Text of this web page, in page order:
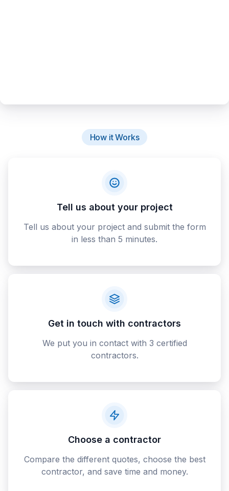
How it Works
Tell us about your project
Tell us about your project and submit the form
in less than 5 minutes.
Get in touch with contractors
We put you in contact with 3 certified
contractors.
Choose a contractor
Compare the different quotes, choose the best
contractor, and save time and money.